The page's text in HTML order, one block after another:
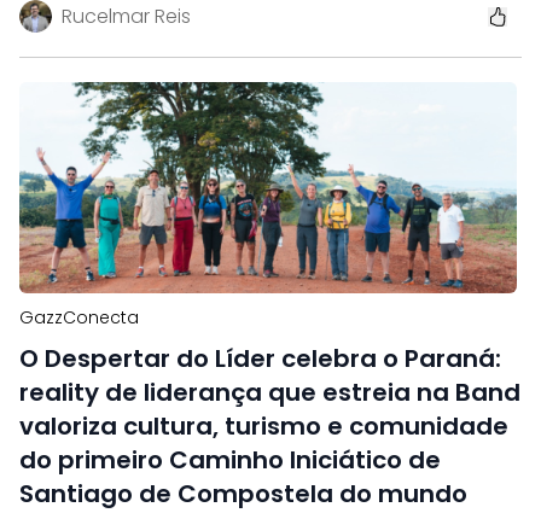
Rucelmar Reis
GazzConecta
O Despertar do Líder celebra o Paraná:
reality de liderança que estreia na Band
valoriza cultura, turismo e comunidade
do primeiro Caminho Iniciático de
Santiago de Compostela do mundo